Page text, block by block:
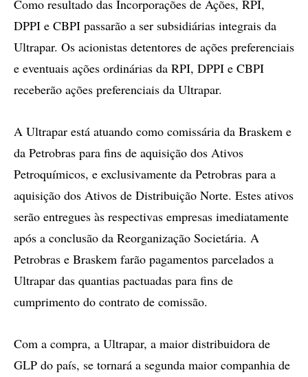
Como resultado das Incorporações de Ações, RPI,
DPPI e CBPI passarão a ser subsidiárias integrais da
Ultrapar. Os acionistas detentores de ações preferenciais
e eventuais ações ordinárias da RPI, DPPI e CBPI
receberão ações preferenciais da Ultrapar.
A Ultrapar está atuando como comissária da Braskem e
da Petrobras para fins de aquisição dos Ativos
Petroquímicos, e exclusivamente da Petrobras para a
aquisição dos Ativos de Distribuição Norte. Estes ativos
serão entregues às respectivas empresas imediatamente
após a conclusão da Reorganização Societária. A
Petrobras e Braskem farão pagamentos parcelados a
Ultrapar das quantias pactuadas para fins de
cumprimento do contrato de comissão.
Com a compra, a Ultrapar, a maior distribuidora de
GLP do país, se tornará a segunda maior companhia de